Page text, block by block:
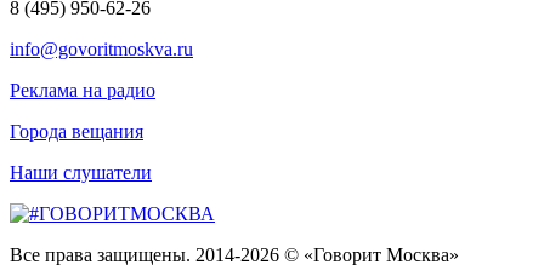
8 (495) 950-62-26
info@govoritmoskva.ru
Реклама на радио
Города вещания
Наши слушатели
Все права защищены. 2014-2026 © «Говорит Москва»